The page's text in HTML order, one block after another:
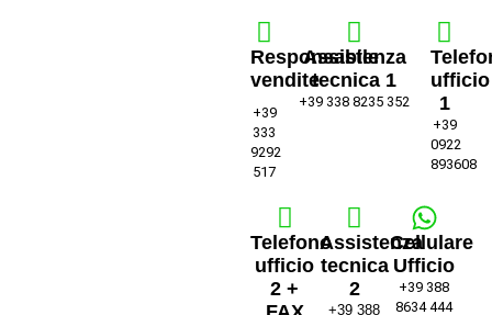
Responsabile
vendite
+39
333
9292
517
Assistenza
tecnica 1
+39 338 8235 352
ufficio
1
+39
0922
893608
Telefono
ufficio
2 +
Assistenza
tecnica
2
+39 388
Cellulare
Ufficio
+39 388
8634 444